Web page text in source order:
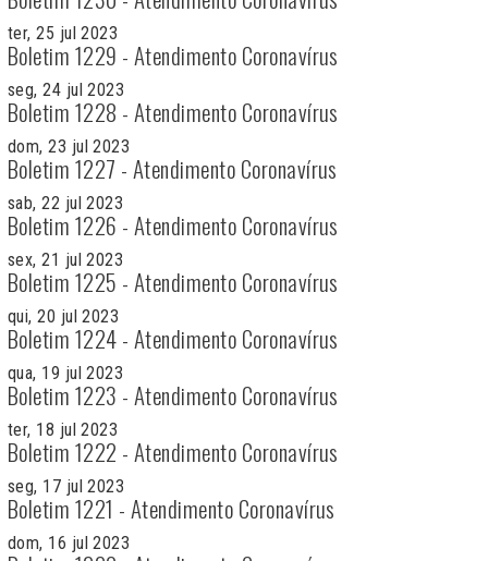
ter, 25 jul 2023
Boletim 1229 - Atendimento Coronavírus
seg, 24 jul 2023
Boletim 1228 - Atendimento Coronavírus
dom, 23 jul 2023
Boletim 1227 - Atendimento Coronavírus
sab, 22 jul 2023
Boletim 1226 - Atendimento Coronavírus
sex, 21 jul 2023
Boletim 1225 - Atendimento Coronavírus
qui, 20 jul 2023
Boletim 1224 - Atendimento Coronavírus
qua, 19 jul 2023
Boletim 1223 - Atendimento Coronavírus
ter, 18 jul 2023
Boletim 1222 - Atendimento Coronavírus
seg, 17 jul 2023
Boletim 1221 - Atendimento Coronavírus
dom, 16 jul 2023